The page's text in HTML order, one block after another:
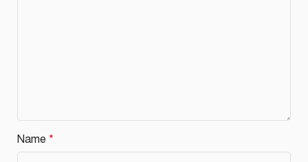
Name *